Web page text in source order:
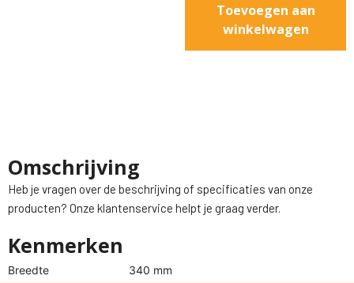
Toevoegen aan
winkelwagen
Omschrijving
Heb je vragen over de beschrijving of specificaties van onze
producten? Onze klantenservice helpt je graag verder.
Kenmerken
Breedte
340 mm